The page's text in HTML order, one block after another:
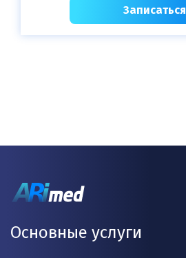
Записаться
Основные услуги